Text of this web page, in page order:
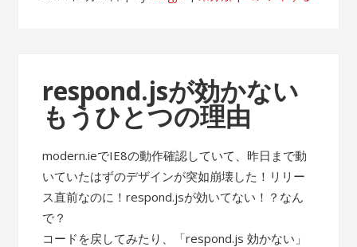
respond.jsが効かない
もうひとつの理由
modern.ieでIE8の動作確認していて、昨日まで動
いていたはずのデザインが突如崩壊した！リリー
ス直前なのに！respond.jsが効いてない！？なん
で？
コードを戻してみたり、「respond.js 効かない」